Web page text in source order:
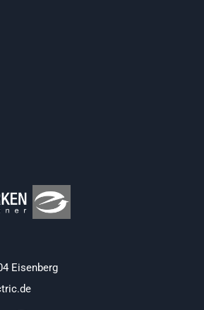
Eisenberg